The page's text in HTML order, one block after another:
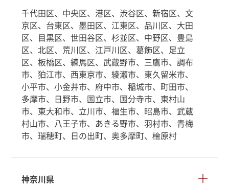
千代田区、中央区、港区、渋谷区、新宿区、文
京区、台東区、墨田区、江東区、品川区、大田
区、目黒区、世田谷区、杉並区、中野区、豊島
区、北区、荒川区、江戸川区、葛飾区、足立
区、板橋区、練馬区、武蔵野市、三鷹市、調布
市、狛江市、西東京市、綾瀬市、東久留米市、
小平市、小金井市、府中市、稲城市、町田市、
多摩市、日野市、国立市、国分寺市、東村山
市、東大和市、立川市、福生市、昭島市、武蔵
村山市、八王子市、あきる野市、羽村市、青梅
市、瑞穂町、日の出町、奥多摩町、檜原村
神奈川県